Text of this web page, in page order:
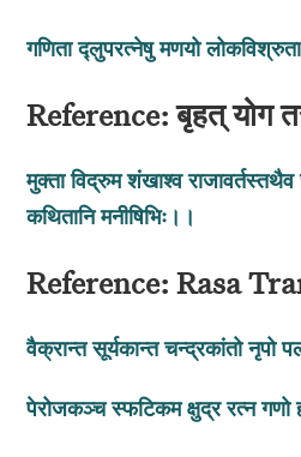
गणिता द्लुपरत्नेषु मणयो लोकविश्रुता
Reference: बृहत् योग
मुक्ता विद्रुम शंखाश्व राजावर्तस्तथैव
कथितानि मनीषिभिः।।
Reference: Rasa
वैक्रान्त सूर्यकान्त चन्द्रकांतो नृपो
पेरोजकञ्च स्फटिकम क्षुद्र रत्न गणो